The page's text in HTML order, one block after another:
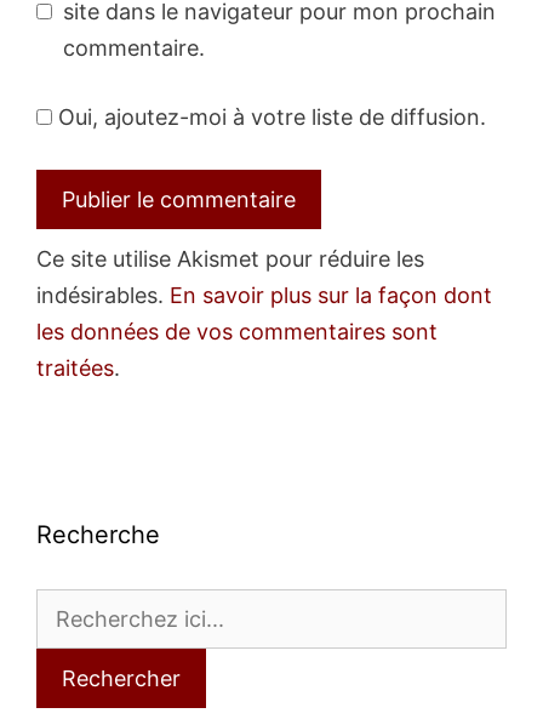
site dans le navigateur pour mon prochain
commentaire.
Oui, ajoutez-moi à votre liste de diffusion.
Ce site utilise Akismet pour réduire les
indésirables. En savoir plus sur la façon dont
les données de vos commentaires sont
traitées.
Recherche
Rechercher